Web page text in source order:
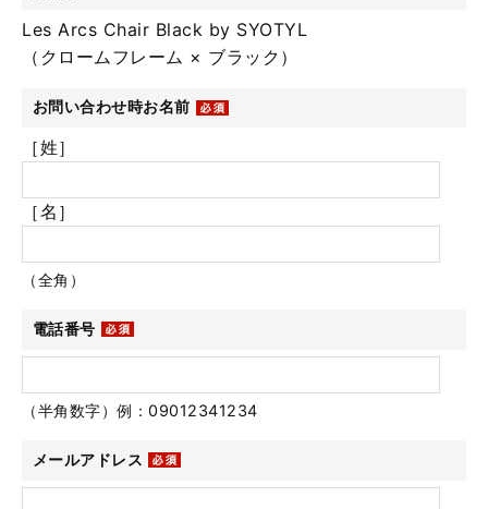
Les Arcs Chair Black by SYOTYL
（クロームフレーム × ブラック）
お問い合わせ時お名前
［姓］
［名］
（全角）
電話番号
（半角数字）例：09012341234
メールアドレス